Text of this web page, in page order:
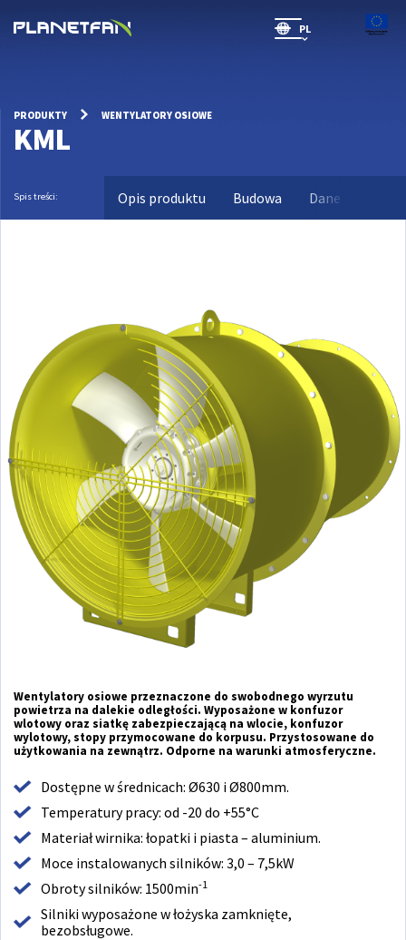
PL
PRODUKTY WENTYLATORY OSIOWE
KML
Spis treści: Opis produktu Budowa Dane
Wentylatory osiowe przeznaczone do swobodnego wyrzutu
powietrza na dalekie odległości. Wyposażone w konfuzor
wlotowy oraz siatkę zabezpieczającą na wlocie, konfuzor
wylotowy, stopy przymocowane do korpusu. Przystosowane do
użytkowania na zewnątrz. Odporne na warunki atmosferyczne.
Dostępne w średnicach: Ø630 i Ø800mm.
Temperatury pracy: od -20 do +55°C
Materiał wirnika: łopatki i piasta – aluminium.
Moce instalowanych silników: 3,0 – 7,5kW
Obroty silników: 1500min-1
Silniki wyposażone w łożyska zamknięte,
bezobsługowe.